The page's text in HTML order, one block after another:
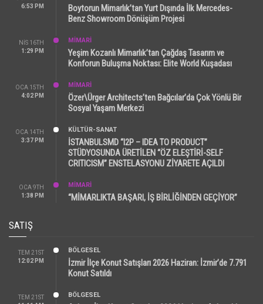
6:53 PM
Boytorun Mimarlık’tan Yurt Dışında İlk Mercedes-
Benz Showroom Dönüşüm Projesi
NIS 16TH
1:29 PM
MİMARİ
Yeşim Kozanlı Mimarlık’tan Çağdaş Tasarım ve
Konforun Buluşma Noktası: Elite World Kuşadası
OCA 15TH
4:02 PM
MİMARİ
Özer\Ürger Architects’ten Bağcılar’da Çok Yönlü Bir
Sosyal Yaşam Merkezi
OCA 14TH
3:37 PM
KÜLTÜR-SANAT
İSTANBULSMD “I2P – IDEA TO PRODUCT”
STÜDYOSUNDA ÜRETİLEN “ÖZ ELEŞTİRİ-SELF
CRITICISM” ENSTELASYONU ZİYARETE AÇILDI
OCA 9TH
1:38 PM
MİMARİ
“MİMARLIKTA BAŞARI, İŞ BİRLİĞİNDEN GEÇİYOR”
SATIŞ
TEM 21ST
12:02 PM
BÖLGESEL
İzmir İlçe Konut Satışları 2026 Haziran: İzmir’de 7.791
Konut Satıldı
TEM 21ST
BÖLGESEL